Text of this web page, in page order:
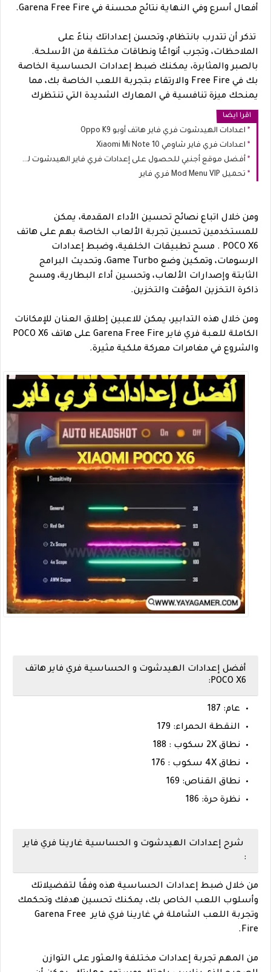
أفعال أسرع وفي النهاية نتائج محسنة في Garena Free Fire.
تذكر أن تتدرب بانتظام، وتحسن إعداداتك بناءً على
الملاحظات، وتجرب أنواعًا ونطاقات مختلفة من الأسلحة.
بالصبر والمثابرة، يمكنك ضبط إعدادات الحساسية الخاصة
بك في Free Fire والارتقاء بتجربة اللعب الخاصة بك، مما
يمنحك ميزة تنافسية في المعارك الشديدة التي تنتظرك
اقرا ايضا
اعدادات الهيدشوت فري فاير هاتف أوبو Oppo K9
اعدادات فري فاير شاومي Xiaomi Mi Note 10
أفضل موقع أجنبي للحصول على إعدادات فري فاير الهيدشوت لعام 2026
تحميل Mod Menu VIP فري فاير
ومن خلال اتباع نصائح تحسين الأداء المقدمة، يمكن
للمستخدمين تحسين تجربة الألعاب الخاصة بهم على هاتف
POCO X6 . مسح تطبيقات الخلفية، وضبط إعدادات
الرسومات، وتمكين وضع Game Turbo، وتحديث البرامج
الثابتة وإصدارات الألعاب، وتحسين أداء البطارية، ومسح
ذاكرة التخزين المؤقت والتخزين.
ومن خلال هذه التدابير، يمكن للاعبين إطلاق العنان للإمكانات
الكاملة للعبة فري فاير
Garena Free Fire على هاتف POCO X6
والشروع في مغامرات معركة ملكية مثيرة.
أفضل إعدادات الهيدشوت و الحساسية فري فاير هاتف
POCO X6:
عام: 187
النقطة الحمراء: 179
نطاق 2X سكوب : 188
نطاق 4X سكوب : 176
نطاق القناص: 169
نظرة حرة: 186
شرح إعدادات الهيدشوت و الحساسية غارينا فري فاير
:
من خلال ضبط إعدادات الحساسية هذه وفقًا لتفضيلاتك
وأسلوب اللعب الخاص بك، يمكنك تحسين هدفك وتحكمك
وتجربة اللعب الشاملة في غارينا فري فاير Garena Free
Fire.
من المهم تجربة إعدادات مختلفة والعثور على التوازن